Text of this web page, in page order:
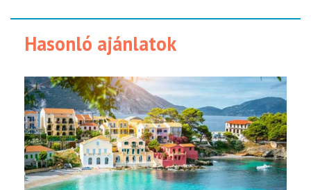
Hasonló ajánlatok